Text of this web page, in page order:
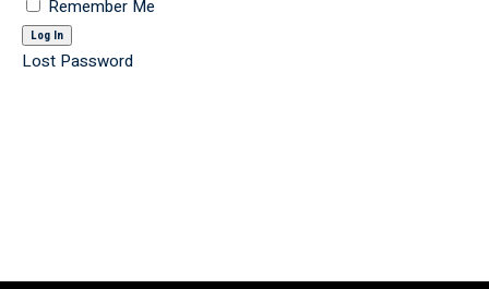
Remember Me
Lost Password